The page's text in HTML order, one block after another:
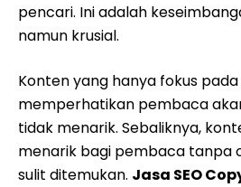
pencari. Ini adalah
namun krusial.
Konten yang hanya fokus pada
memperhatikan pembaca
tidak menarik. Sebaliknya,
menarik bagi pembaca tanpa
sulit ditemukan. Jasa SEO